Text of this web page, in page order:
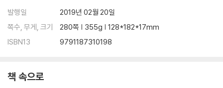
진정한 나는 도대체 어떤 사람인가?＿123
껍데기가 내용을 결정하지 않는다＿125
자신까지 속여야 진짜 사기꾼이다＿127
스스로 자만의 올무에 걸리다＿129
비웃음 받을 용기＿133
발행일
2019년 02월 20일
쪽수, 무게, 크기
280쪽 | 355g | 128*182*17mm
ISBN13
9791187310198
책 속으로